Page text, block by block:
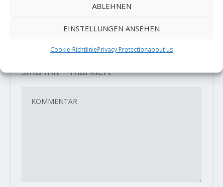
ABLEHNEN
EINSTELLUNGEN ANSEHEN
Cookie-RichtliniePrivacy Protectionabout us
Deine E-Mail-Adresse wird nicht
sind mit*markiert